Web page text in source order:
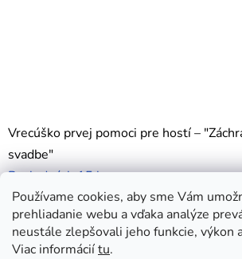
Používame cookies, aby sme Vám
prehliadanie webu a vďaka analýze
neustále zlepšovali jeho funkcie, výkon
Viac informáciítu.
Vrecúško prvej pomoci pre hostí –
svadbe"
Posledných 15 ks
1,90 €
DETAIL